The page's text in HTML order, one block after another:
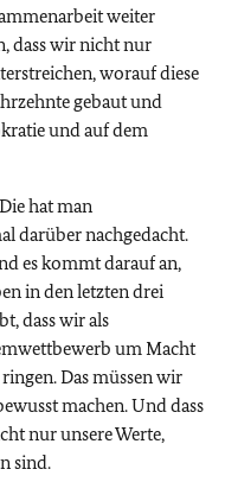
weiter
dass wir nicht nur
worauf diese
gebaut und
und auf dem
hat man
darüber nachgedacht.
es kommt darauf an,
in den letzten drei
dass wir als
um Macht
Das müssen wir
machen. Und dass
nur unsere Werte,
sind.